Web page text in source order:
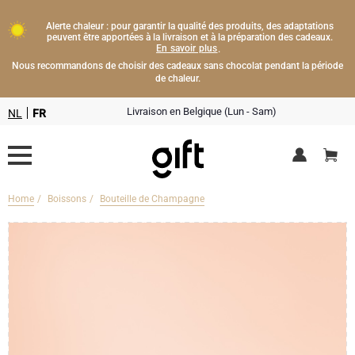
Alerte chaleur : pour garantir la qualité des produits, des adaptations
peuvent être apportées à la livraison et à la préparation des cadeaux.
En savoir plus.
Nous recommandons de choisir des cadeaux sans chocolat pendant la période
de chaleur.
Livraison en Belgique (Lun - Sam)
NL FR
Livraison fleurs
Boissons
Cadeaux champagne
Bouteille de Champagne
Chocolat
Type de cadeau
Lifestyle
Home Boissons Bouteille de Champagne